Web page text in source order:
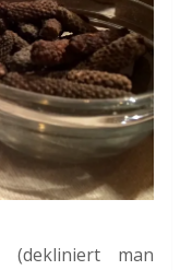
(dekliniert man